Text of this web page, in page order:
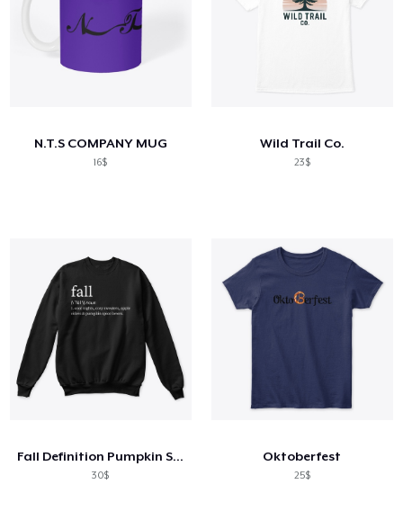
N.T.S COMPANY MUG
16$
Wild Trail Co.
23$
Fall Definition Pumpkin Spice Lovers
30$
Oktoberfest
25$